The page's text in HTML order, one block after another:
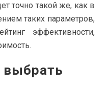
точно такой же, как в
таких параметров,
эффективности,
выбрать